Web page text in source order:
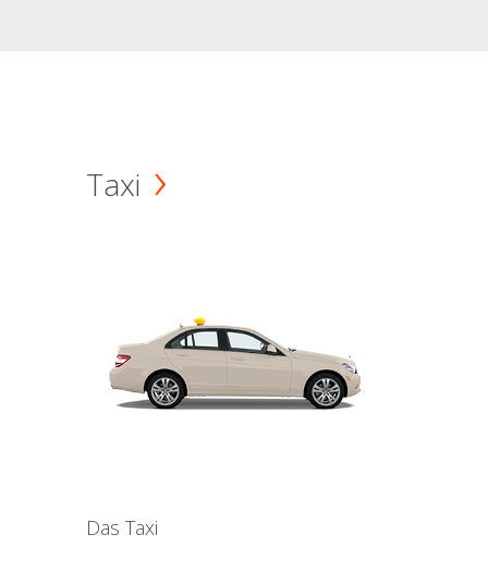
Taxi
Das Taxi